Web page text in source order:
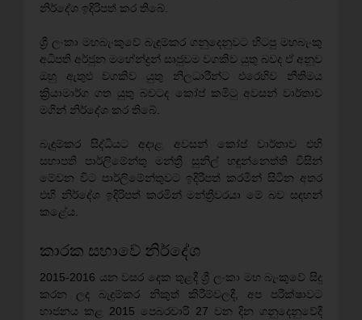
නිර්දේශ ඉදිරිපත් කර තිබේ.
ශ්‍රී ලංකා මහබැංකුවේ බැඳුම්කර ගනුදෙනුවට හිටපු මහබැංකු
අධිපති අර්ජුන මහේන්ද්‍රන් සෘජුවම වගකිව යුතු බවද ඒ අනූව
ඔහු ඇතුළු වගකිව යුතු නිලධාරීන්ට එරෙහිව නීතිමය
ක්‍රියාමාර්ග ගත යුතු බවටද කෝප් කමිටු අවසන් වාර්තාව
මගින් නිර්දේශ කර තිබේ.
බැඳුම්කර සිද්ධියට අදාළ අවසන් කෝප් වාර්තාව එහි
සභාපති පාර්ලිමේන්තු මන්ත්‍රී සුනිල් හඳුන්නෙත්ති විසින්
මේවන විට පාර්ලිමේන්තුවට ඉදිරිපත් කරමින් සිටින අතර
එහි නිර්දේශ ඉදිරිපත් කරමින් මන්ත්‍රීවරයා මේ බව සඳහන්
කළේය.
කාරක සභාවේ නිර්දේශ
2015-2016 යන වසර දෙක තුළදී ශ්‍රී ලංකා මහ බැංකුවේ සිදු
කරන ලද බැදුම්කර නිකුත් කිරීම්වලදී, අප පරීක්ෂාවට
භාජනය කළ 2015 පෙබරවාරි 27 වන දින ගනුදෙනුවේදී